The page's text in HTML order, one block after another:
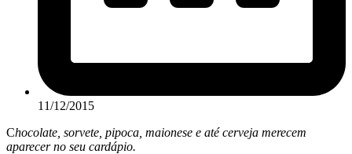
11/12/2015
Chocolate, sorvete, pipoca, maionese e até cerveja merecem
aparecer no seu cardápio.